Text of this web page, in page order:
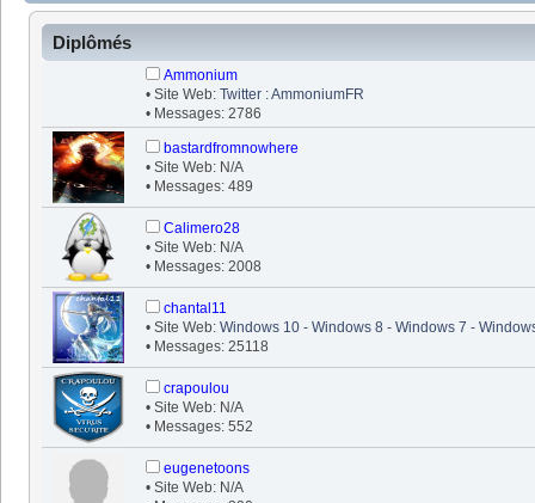
Diplômés
Ammonium
• Site Web: Twitter : AmmoniumFR
• Messages: 2786
bastardfromnowhere
• Site Web: N/A
• Messages: 489
Calimero28
• Site Web: N/A
• Messages: 2008
chantal11
• Site Web: Windows 10 - Windows 8 - Windows 7 -
• Messages: 25118
crapoulou
• Site Web: N/A
• Messages: 552
eugenetoons
• Site Web: N/A